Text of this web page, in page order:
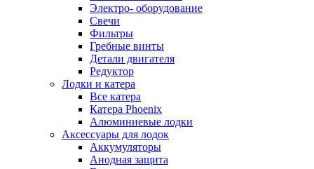
Электро- оборудование
Свечи
Фильтры
Гребные винты
Детали двигателя
Редуктор
Лодки и катера
Все катера
Катера Phoenix
Алюминиевые лодки
Аксессуары для лодок
Аккумуляторы
Анодная защита